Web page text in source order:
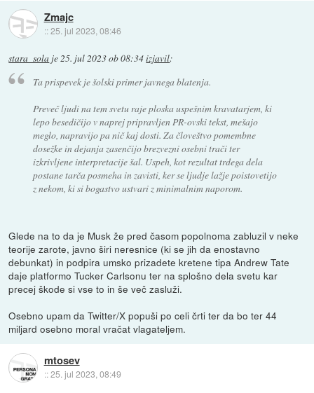
Zmajc
::25. jul 2023, 08:46
stara_sola je25. jul 2023 ob 08:34izjavil:
Ta prispevek je šolski primer javnega blatenja.
Preveč ljudi na tem svetu raje ploska uspešnim kravatarjem, ki
lepo besedičijo v naprej pripravljen PR-ovski tekst, mešajo
meglo, napravijo pa nič kaj dosti. Za človeštvo pomembne
dosežke in dejanja zasenčijo brezvezni osebni trači ter
izkrivljene interpretacije šal. Uspeh, kot rezultat trdega dela
postane tarča posmeha in zavisti, ker se ljudje lažje poistovetijo
z nekom, ki si bogastvo ustvari z minimalnim naporom.
Glede na to da je Musk že pred časom popolnoma zabluzil v neke
teorije zarote, javno širi neresnice (ki se jih da enostavno
debunkat) in podpira umsko prizadete kretene tipa Andrew Tate
daje platformo Tucker Carlsonu ter na splošno dela svetu kar
precej škode si vse to in še več zasluži.
Osebno upam da Twitter/X popuši po celi črti ter da bo ter 44
miljard osebno moral vračat vlagateljem.
mtosev
::25. jul 2023, 08:49